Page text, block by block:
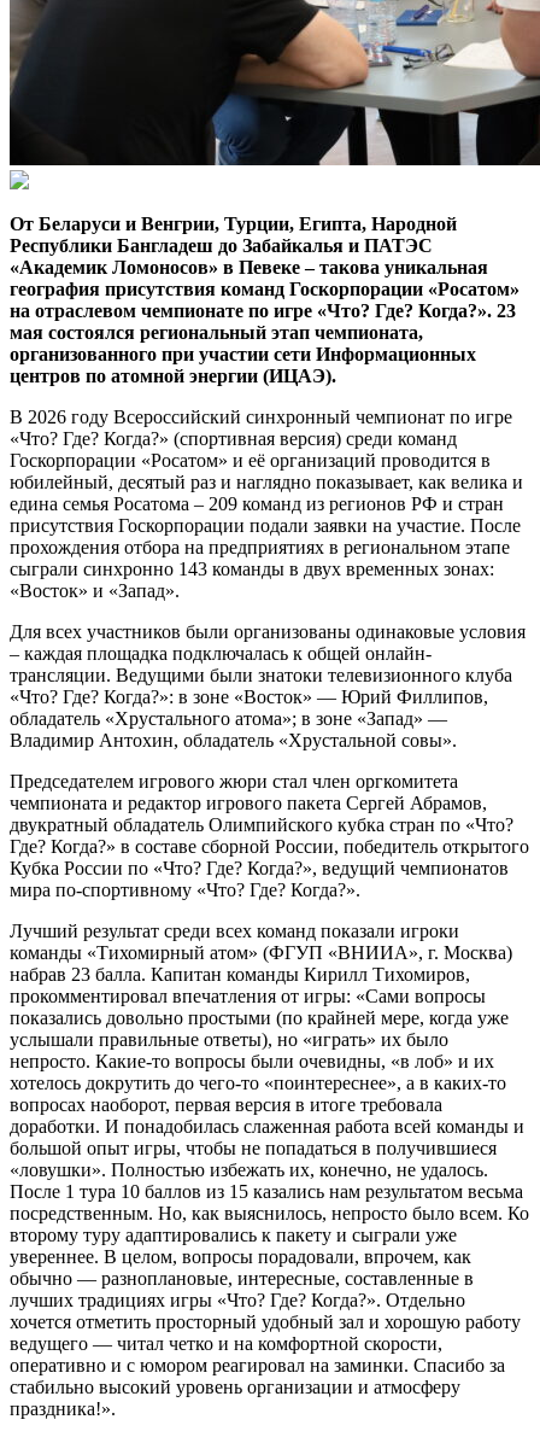
От Беларуси и Венгрии, Турции, Египта, Народной
Республики Бангладеш до Забайкалья и ПАТЭС
«Академик Ломоносов» в Певеке – такова уникальная
география присутствия команд Госкорпорации «Росатом»
на отраслевом чемпионате по игре «Что? Где? Когда?». 23
мая состоялся региональный этап чемпионата,
организованного при участии сети Информационных
центров по атомной энергии (ИЦАЭ).
В 2026 году Всероссийский синхронный чемпионат по игре
«Что? Где? Когда?» (спортивная версия) среди команд
Госкорпорации «Росатом» и её организаций проводится в
юбилейный, десятый раз и наглядно показывает, как велика и
едина семья Росатома – 209 команд из регионов РФ и стран
присутствия Госкорпорации подали заявки на участие. После
прохождения отбора на предприятиях в региональном этапе
сыграли синхронно 143 команды в двух временных зонах:
«Восток» и «Запад».
Для всех участников были организованы одинаковые условия
– каждая площадка подключалась к общей онлайн-
трансляции. Ведущими были знатоки телевизионного клуба
«Что? Где? Когда?»: в зоне «Восток» — Юрий Филлипов,
обладатель «Хрустального атома»; в зоне «Запад» —
Владимир Антохин, обладатель «Хрустальной совы».
Председателем игрового жюри стал член оргкомитета
чемпионата и редактор игрового пакета Сергей Абрамов,
двукратный обладатель Олимпийского кубка стран по «Что?
Где? Когда?» в составе сборной России, победитель открытого
Кубка России по «Что? Где? Когда?», ведущий чемпионатов
мира по-спортивному «Что? Где? Когда?».
Лучший результат среди всех команд показали игроки
команды «Тихомирный атом» (ФГУП «ВНИИА», г. Москва)
набрав 23 балла. Капитан команды Кирилл Тихомиров,
прокомментировал впечатления от игры: «Сами вопросы
показались довольно простыми (по крайней мере, когда уже
услышали правильные ответы), но «играть» их было
непросто. Какие-то вопросы были очевидны, «в лоб» и их
хотелось докрутить до чего-то «поинтереснее», а в каких-то
вопросах наоборот, первая версия в итоге требовала
доработки. И понадобилась слаженная работа всей команды и
большой опыт игры, чтобы не попадаться в получившиеся
«ловушки». Полностью избежать их, конечно, не удалось.
После 1 тура 10 баллов из 15 казались нам результатом весьма
посредственным. Но, как выяснилось, непросто было всем. Ко
второму туру адаптировались к пакету и сыграли уже
увереннее. В целом, вопросы порадовали, впрочем, как
обычно — разноплановые, интересные, составленные в
лучших традициях игры «Что? Где? Когда?». Отдельно
хочется отметить просторный удобный зал и хорошую работу
ведущего — читал четко и на комфортной скорости,
оперативно и с юмором реагировал на заминки. Спасибо за
стабильно высокий уровень организации и атмосферу
праздника!».